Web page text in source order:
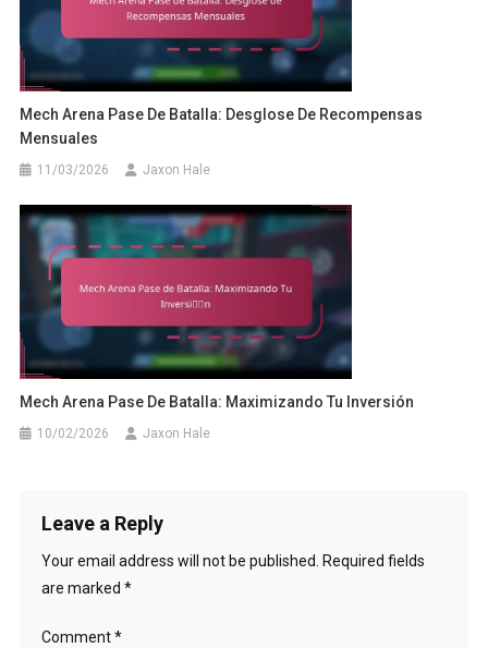
Mech Arena Pase De Batalla: Desglose De Recompensas
Mensuales
11/03/2026 Jaxon Hale
Mech Arena Pase De Batalla: Maximizando Tu Inversión
10/02/2026 Jaxon Hale
Leave a Reply
Your email address will not be published. Required fields
are marked *
Comment*